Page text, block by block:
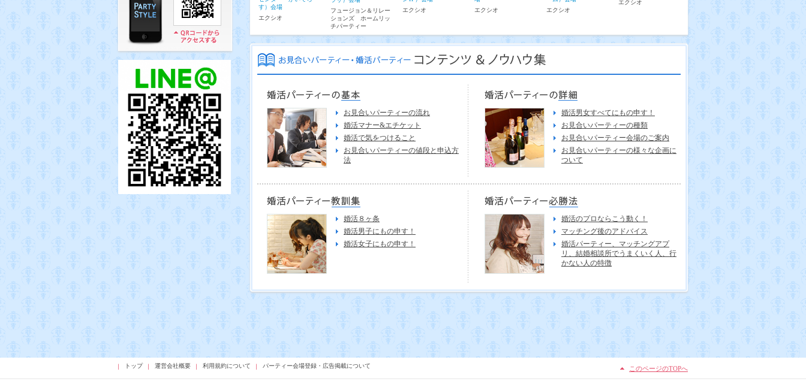
す）会場
エクシオ
フュージョン＆リレー
ションズ ホームリッ
チパーティー
エクシオ
エクシオ
エクシオ
エクシオ
お見合いパーティーの流れ
婚活マナー&エチケット
婚活で気をつけること
お見合いパーティーの値段と申込方
法
婚活男女すべてにもの申す！
お見合いパーティーの種類
お見合いパーティー会場のご案内
お見合いパーティーの様々な企画に
ついて
婚活８ヶ条
婚活男子にもの申す！
婚活女子にもの申す！
婚活のプロならこう動く！
マッチング後のアドバイス
婚活パーティー、マッチングアプ
リ、結婚相談所でうまくいく人、行
かない人の特徴
トップ 運営会社概要 利用規約について パーティー会場登録・広告掲載について このページのTOPへ